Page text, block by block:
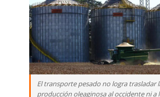
El transporte pesado no logra trasladar
producción oleaginosa al occidente ni a